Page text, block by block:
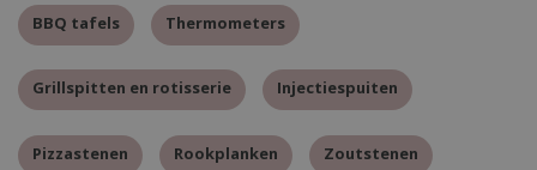
BBQ tafels Thermometers
Grillspitten en rotisserie Injectiespuiten
Pizzastenen Rookplanken Zoutstenen